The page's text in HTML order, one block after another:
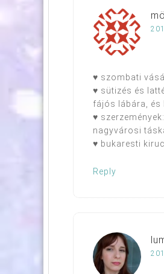
♥ szombati
♥ sütizés és
fájós lábára, és
♥
nagyvárosi
♥ bukaresti
Reply